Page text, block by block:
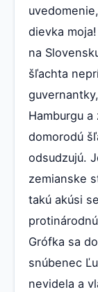
dievka
na
šľachta
Hamburgu
domorodú
odsudzujú.
zemianske
takú akúsi
Grófka sa
snúbenec
nevidela a